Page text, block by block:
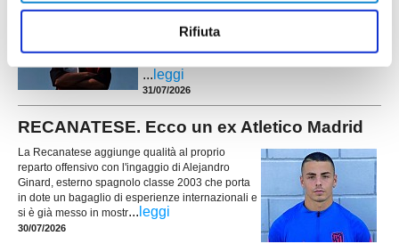
Rifiuta
Il Chiesanuova riabbraccia uno dei protagonisti
della sua storia recente. La società biancorossa
... leggi
31/07/2026
RECANATESE. Ecco un ex Atletico Madrid
La Recanatese aggiunge qualità al proprio
reparto offensivo con l'ingaggio di Alejandro
Ginard, esterno spagnolo classe 2003 che porta
in dote un bagaglio di esperienze internazionali e
si è già messo in mostr... leggi
30/07/2026